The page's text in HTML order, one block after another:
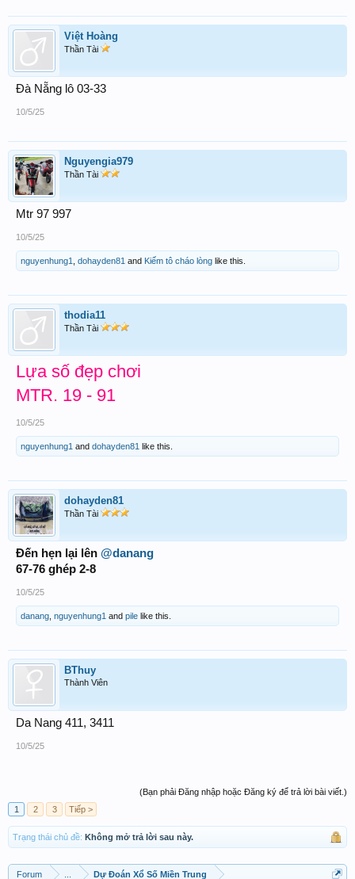
Việt Hoàng
Thần Tài
Đà Nẵng lô 03-33
10/5/25
Nguyengia979
Thần Tài
Mtr 97 997
10/5/25
nguyenhung1 dohayden81 and Kiếm tô cháo lòng like this.
thodia11
Thần Tài
Lựa số đẹp chơi
MTR. 19 - 91
10/5/25
nguyenhung1 and dohayden81 like this.
dohayden81
Thần Tài
Đến hẹn lại lên @danang
67-76 ghép 2-8
10/5/25
danang nguyenhung1 and pile like this.
BThuy
Thành Viên
Da Nang 411, 3411
10/5/25
(Bạn phải Đăng nhập hoặc Đăng ký để trả lời bài viết.)
1
2 3 Tiếp >
Trạng thái chủ đề: Không mở trả lời sau này.
Forum Dự Đoán Xổ Số Miền Trung